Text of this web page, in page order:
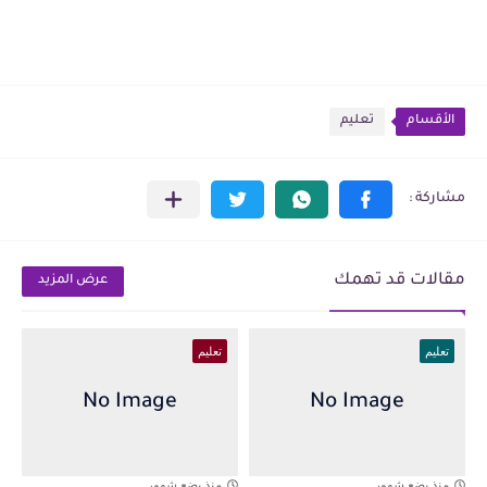
الأقسام تعليم
مقالات قد تهمك عرض المزيد
تعليم تعليم